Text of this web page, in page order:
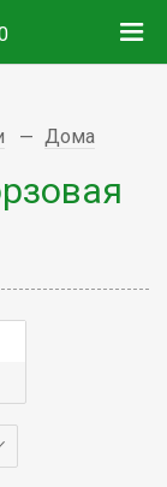
Дома